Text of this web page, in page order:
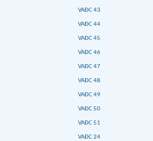
VAĐC 43
VAĐC 44
VAĐC 45
VAĐC 46
VAĐC 47
VAĐC 48
VAĐC 49
VAĐC 50
VAĐC 51
VAĐC 24